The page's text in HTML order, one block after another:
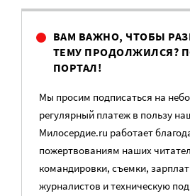
ВАМ ВАЖНО, ЧТОБЫ
ТЕМУ ПРОДОЛЖИЛСЯ?
ПОРТАЛ!
Мы просим подписаться на
регулярный платеж в пользу
Милосердие.ru работает
пожертвованиям наших
командировки, съемки,
журналистов и техническую